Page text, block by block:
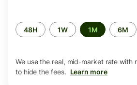
Time
period
48H 1W 1M 6M
We use the real, mid-market rate with
to hide the fees. Learn more